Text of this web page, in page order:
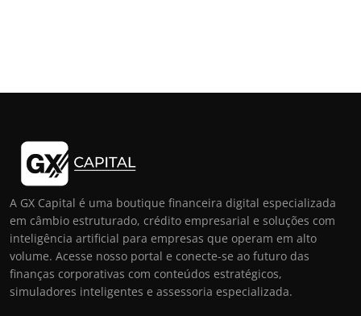
A GX Capital é uma boutique financeira digital especializada
em câmbio estruturado, crédito empresarial e soluções com
inteligência artificial para empresas que operam em alto
volume. Acesse nosso portal e conecte-se ao futuro das
finanças corporativas com conteúdos estratégicos,
simuladores inteligentes e assessoria especializada.